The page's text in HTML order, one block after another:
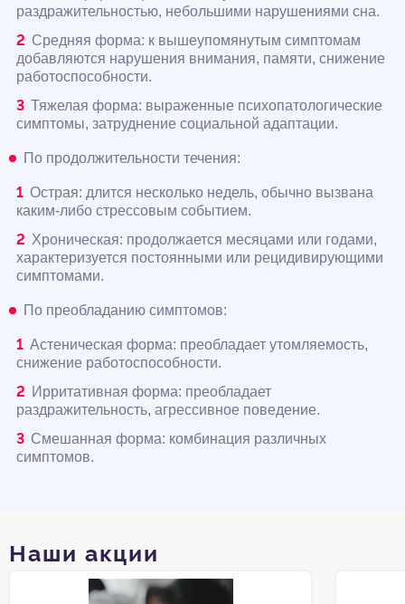
раздражительностью, небольшими нарушениями сна.
Средняя форма: к вышеупомянутым симптомам
добавляются нарушения внимания, памяти, снижение
работоспособности.
Тяжелая форма: выраженные психопатологические
симптомы, затруднение социальной адаптации.
По продолжительности течения:
Острая: длится несколько недель, обычно вызвана
каким-либо стрессовым событием.
Хроническая: продолжается месяцами или годами,
характеризуется постоянными или рецидивирующими
симптомами.
По преобладанию симптомов:
Астеническая форма: преобладает утомляемость,
снижение работоспособности.
Ирритативная форма: преобладает
раздражительность, агрессивное поведение.
Смешанная форма: комбинация различных
симптомов.
Наши акции